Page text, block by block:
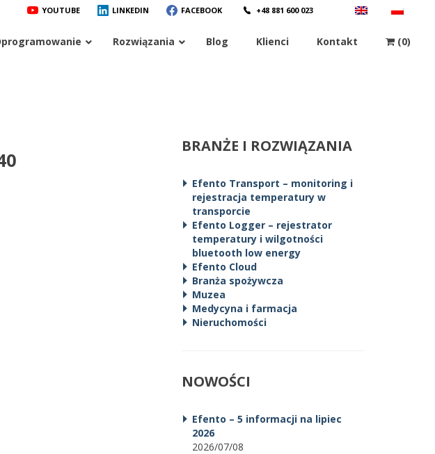
YOUTUBE LINKEDIN FACEBOOK +48 881 600 023
Rozwiązania Blog Klienci Kontakt (0)
BRANŻE I ROZWIĄZANIA
Efento Transport – monitoring i
rejestracja temperatury w
transporcie
Efento Logger – rejestrator
temperatury i wilgotności
bluetooth low energy
Efento Cloud
Branża spożywcza
Muzea
Medycyna i farmacja
Nieruchomości
NOWOŚCI
Efento – 5 informacji na lipiec
2026
2026/07/08